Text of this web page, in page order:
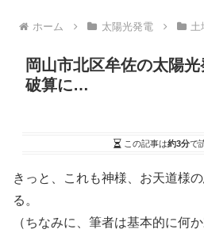
ホーム 太陽光発電 土
岡山市北区牟佐の太陽
破算に…
この記事は約3分で
きっと、これも神様、お天道様
る。
（ちなみに、筆者は基本的に何